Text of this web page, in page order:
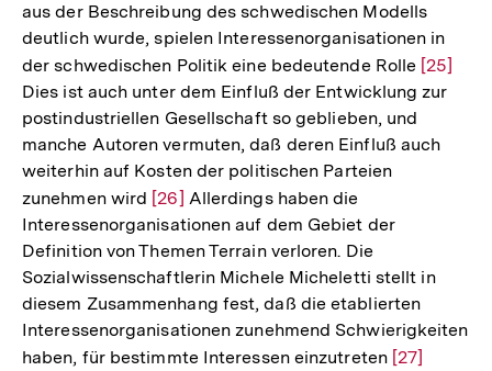
Fußnote
aus der Beschreibung des schwedischen Modells
deutlich wurde, spielen Interessenorganisationen in
der schwedischen Politik eine bedeutende Rolle Zur
Fußnote
[25]
Dies ist auch unter dem Einfluß der Entwicklung zur
postindustriellen Gesellschaft so geblieben, und
manche Autoren vermuten, daß deren Einfluß auch
weiterhin auf Kosten der politischen Parteien
zunehmen wird Zur
Auflösung
der
Fußnote
[26] Allerdings haben die
Interessenorganisationen auf dem Gebiet der
Definition von Themen Terrain verloren. Die
Sozialwissenschaftlerin Michele Micheletti stellt in
diesem Zusammenhang fest, daß die etablierten
Interessenorganisationen zunehmend Schwierigkeiten
haben, für bestimmte Interessen einzutreten Zur
[27]